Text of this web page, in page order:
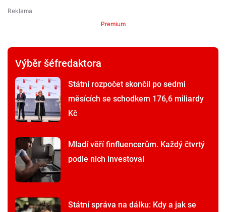
Premium
Výběr šéfredaktora
Státní rozpočet skončil po sedmi
měsících se schodkem 176,6 miliardy
Kč
Mladí věří finfluencerům. Každý čtvrtý
podle nich investoval
Státní správa na dálku: Kdy a jak se